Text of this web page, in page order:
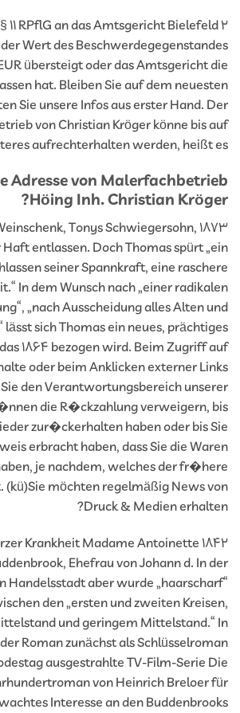
§ 11 RPflG an das Amtsgericht
der Wert des
EUR übersteigt oder das Amtsgericht
hat. Bleiben Sie auf dem
Sie unsere Infos aus erster Hand.
von Christian Kröger könne bis
Weiteres aufrechterhalten werden, heißt
die Adresse von
Höing Inh. Christian
Hugo Weinschenk, Tonys Schwiegersohn,
der Haft entlassen. Doch Thomas spürt
Nachlassen seiner Spannkraft, eine
In dem Wunsch nach „einer
„nach Ausscheidung alles Alten
lässt sich Thomas ein neues,
das 1864 bezogen wird. Beim Zugriff
Inhalte oder beim Anklicken externer
Sie den Verantwortungsbereich
k�nnen die R�ckzahlung verweigern,
wieder zur�ckerhalten haben oder bis
erbracht haben, dass Sie die
haben, je nachdem, welches der
ist. (kü)Sie möchten regelmäßig News
Druck & Medien
nach kurzer Krankheit Madame Antoinette
Buddenbrook, Ehefrau von Johann d. In
Handelsstadt aber wurde
zwischen den „ersten und zweiten
Mittelstand und geringem
der Roman zunächst als
Todestag ausgestrahlte TV-Film-Serie
Jahrhundertroman von Heinrich
erwachtes Interesse an den